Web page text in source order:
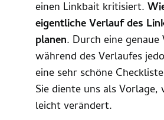
einen Linkbait kritisiert.
eigentliche Verlauf des
planen. Durch eine
während des Verlaufes
eine sehr schöne
Sie diente uns als
leicht verändert.